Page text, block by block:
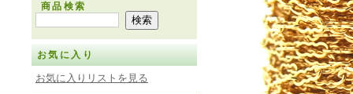
商品検索
お気に入り
お気に入りリストを見る